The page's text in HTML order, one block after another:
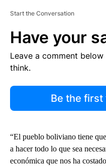
Start the Conversation
Have your
Leave a comment
think.
Be the
“El pueblo boliviano tiene
a hacer todo lo que sea
económica que nos ha